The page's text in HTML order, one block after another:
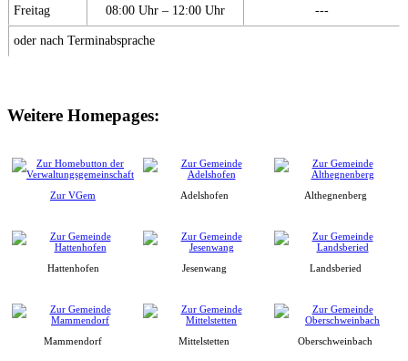
Freitag 08:00 Uhr – 12:00 Uhr ---
oder nach Terminabsprache
Weitere Homepages:
Zur VGem Adelshofen Althegnenberg
Hattenhofen Jesenwang Landsberied
Mammendorf Mittelstetten Oberschweinbach